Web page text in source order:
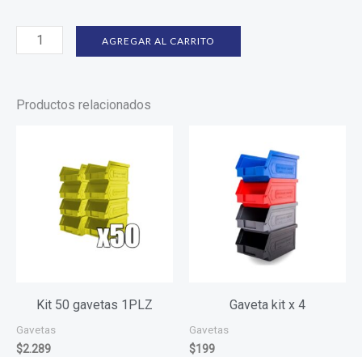
AGREGAR AL CARRITO
Productos relacionados
Kit 50 gavetas 1PLZ
Gavetas
$2.289
Gaveta kit x 4
Gavetas
$199